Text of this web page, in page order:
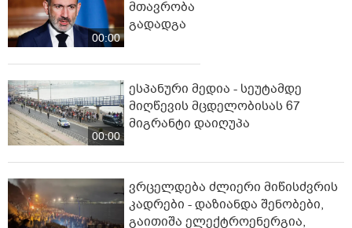
00:00
მთავრობა
გადადგა
00:00
ესპანური მედია - სეუტამდე
მიღწევის მცდელობისას 67
მიგრანტი დაიღუპა
ვრცელდება ძლიერი მიწისძვრის
კადრები - დაზიანდა შენობები,
გაითიშა ელექტროენერგია,